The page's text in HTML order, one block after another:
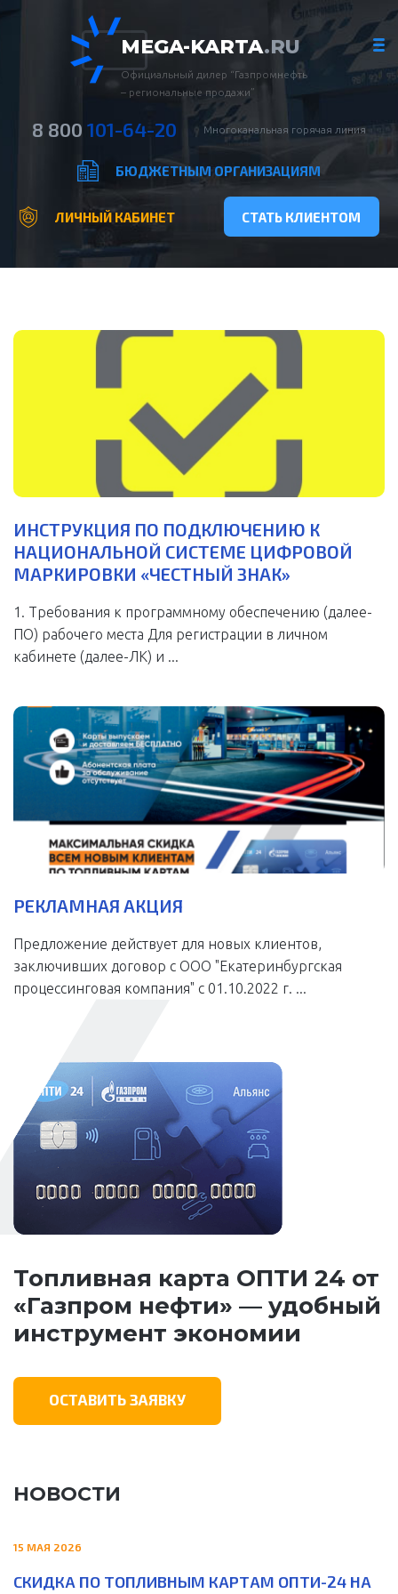
MEGA-KARTA.RU
Официальный дилер “Газпромнефть
– региональные продажи”
8 800 101-64-20 Многоканальная горячая линия
БЮДЖЕТНЫМ ОРГАНИЗАЦИЯМ
ЛИЧНЫЙ КАБИНЕТ СТАТЬ КЛИЕНТОМ
ИНСТРУКЦИЯ ПО ПОДКЛЮЧЕНИЮ К
НАЦИОНАЛЬНОЙ СИСТЕМЕ ЦИФРОВОЙ
МАРКИРОВКИ «ЧЕСТНЫЙ ЗНАК»
1. Требования к программному обеспечению (далее-
ПО) рабочего места Для регистрации в личном
кабинете (далее-ЛК) и ...
РЕКЛАМНАЯ АКЦИЯ
Предложение действует для новых клиентов,
заключивших договор с ООО "Екатеринбургская
процессинговая компания" с 01.10.2022 г. ...
Топливная карта ОПТИ 24 от
«Газпром нефти» — удобный
инструмент экономии
ОСТАВИТЬ ЗАЯВКУ
НОВОСТИ
15 МАЯ 2026
СКИДКА ПО ТОПЛИВНЫМ КАРТАМ ОПТИ-24 НА